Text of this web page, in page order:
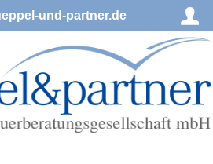
und-partner.de